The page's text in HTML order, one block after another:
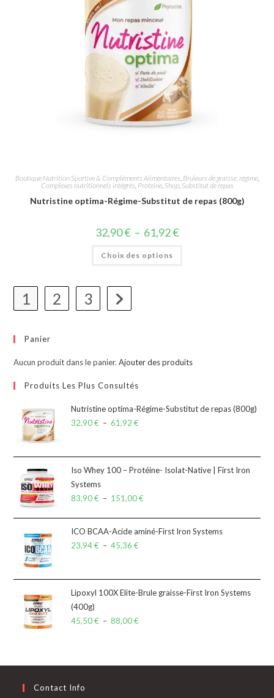
Boutique Nutrition Sportive & Compléments Alimentaires, Bruleurs de graisse, régime,
Complexes nutritionnels intégrés, Proteine, Shop, Substitut de repas
Nutristine optima-Régime-Substitut de repas (800g)
32,90€ – 61,92€
Choix des options
1 2 3
Panier
Aucun produit dans le panier.Ajouter des produits
Produits Les Plus Consultés
Nutristine optima-Régime-Substitut de repas (800g)
32,90€ – 61,92€
Iso Whey 100 – Protéine- Isolat-Native | First Iron
Systems
83,90€ – 151,00€
ICO BCAA-Acide aminé-First Iron Systems
23,94€ – 45,36€
Lipoxyl 100X Elite-Brule graisse-First Iron Systems
(400g)
45,50€ – 88,00€
Contact Info